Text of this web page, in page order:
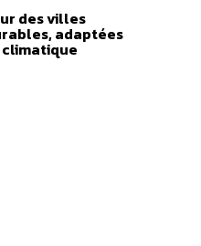
des villes
adaptées